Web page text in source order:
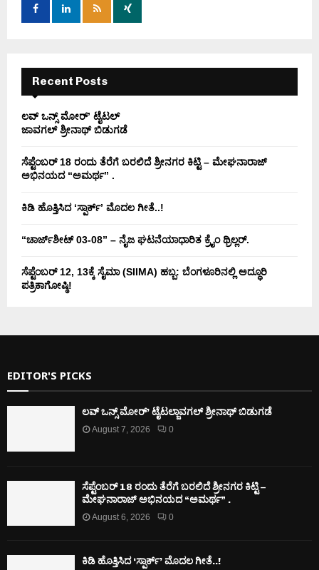
:
H
Recent Posts
ಲವ್ ಒನ್ಸ್ ಮೋರ್’ ಟೈಟಲ್
ಜಾವಗಲ್ ಶ್ರೀನಾಥ್ ಬಿಡುಗಡೆ
ಸೆಪ್ಟೆಂಬರ್ 18 ರಂದು ತೆರೆಗೆ ಬರಲಿದೆ ಶ್ರೀನಗರ ಕಿಟ್ಟಿ – ಮೇಘನಾರಾಜ್
ಅಭಿನಯದ “ಅಮರ್ಥ” .
ಕಿಡಿ‌‌ ಹೊತ್ತಿಸಿದ ‘ಸ್ಪಾರ್ಕ್’ ಮೊದಲ‌ ಗೀತೆ..!
“ಚಾರ್ಜ್‌ಶೀಟ್ 03-08” – ನೈಜ ಘಟನೆಯಾಧಾರಿತ ಕ್ರೈಂ ಥ್ರಿಲ್ಲರ್.
ಸೆಪ್ಟೆಂಬರ್ 12, 13ಕ್ಕೆ ಸೈಮಾ (SIIMA) ಹಬ್ಬ: ಬೆಂಗಳೂರಿನಲ್ಲಿ ಅದ್ಧೂರಿ
ಪತ್ರಿಕಾಗೋಷ್ಠಿ!
EDITOR'S PICKS
ಲವ್ ಒನ್ಸ್ ಮೋರ್’ ಟೈಟಲ್ಜಾವಗಲ್ ಶ್ರೀನಾಥ್ ಬಿಡುಗಡೆ
August 7, 2026 0
ಸೆಪ್ಟೆಂಬರ್ 18 ರಂದು ತೆರೆಗೆ ಬರಲಿದೆ ಶ್ರೀನಗರ ಕಿಟ್ಟಿ –
ಮೇಘನಾರಾಜ್ ಅಭಿನಯದ “ಅಮರ್ಥ” .
August 6, 2026 0
ಕಿಡಿ‌‌ ಹೊತ್ತಿಸಿದ ‘ಸ್ಪಾರ್ಕ್’ ಮೊದಲ‌ ಗೀತೆ..!